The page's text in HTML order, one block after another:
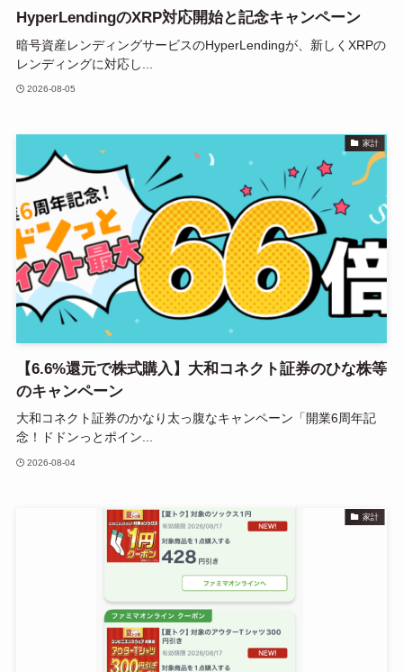
HyperLendingのXRP対応開始と記念キャンペーン
暗号資産レンディングサービスのHyperLendingが、新しくXRPの
レンディングに対応し...
2026-08-05
家計
【6.6%還元で株式購入】大和コネクト証券のひな株等
のキャンペーン
大和コネクト証券のかなり太っ腹なキャンペーン「開業6周年記
念！ドドンっとポイン...
2026-08-04
家計